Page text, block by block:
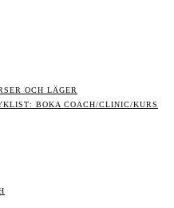
OCH LÄGER
BOKA COACH/CLINIC/KURS